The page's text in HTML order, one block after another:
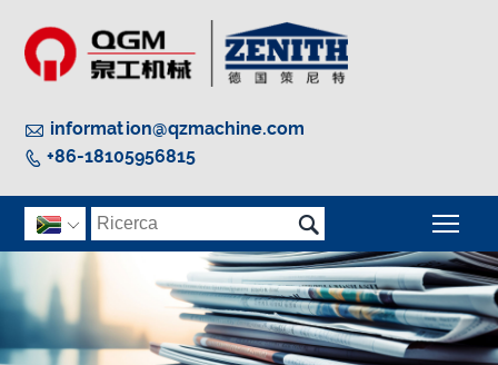
 information@qzmachine.com
 +86-18105956815
 